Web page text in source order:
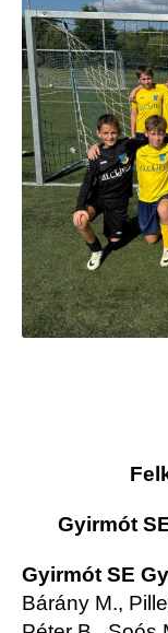
Gyirmót
Gyirmót SE
Bárány M.,